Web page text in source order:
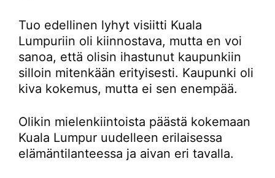
Tuo edellinen lyhyt visiitti Kuala
Lumpuriin oli kiinnostava, mutta en voi
sanoa, että olisin ihastunut kaupunkiin
silloin mitenkään erityisesti. Kaupunki oli
kiva kokemus, mutta ei sen enempää.
Olikin mielenkiintoista päästä kokemaan
Kuala Lumpur uudelleen erilaisessa
elämäntilanteessa ja aivan eri tavalla.